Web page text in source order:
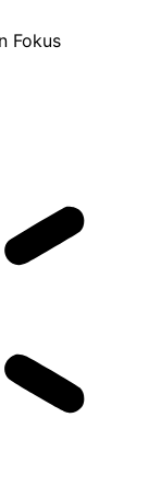
Fokus